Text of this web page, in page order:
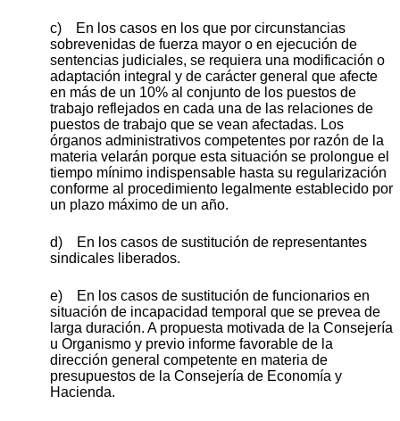
c) En los casos en los que por circunstancias
sobrevenidas de fuerza mayor o en ejecución de
sentencias judiciales, se requiera una modificación o
adaptación integral y de carácter general que afecte
en más de un 10% al conjunto de los puestos de
trabajo reflejados en cada una de las relaciones de
puestos de trabajo que se vean afectadas. Los
órganos administrativos competentes por razón de la
materia velarán porque esta situación se prolongue el
tiempo mínimo indispensable hasta su regularización
conforme al procedimiento legalmente establecido por
un plazo máximo de un año.
d) En los casos de sustitución de representantes
sindicales liberados.
e) En los casos de sustitución de funcionarios en
situación de incapacidad temporal que se prevea de
larga duración. A propuesta motivada de la Consejería
u Organismo y previo informe favorable de la
dirección general competente en materia de
presupuestos de la Consejería de Economía y
Hacienda.